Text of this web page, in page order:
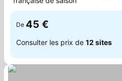
De 45 €
Consulter les prix de 12 sites